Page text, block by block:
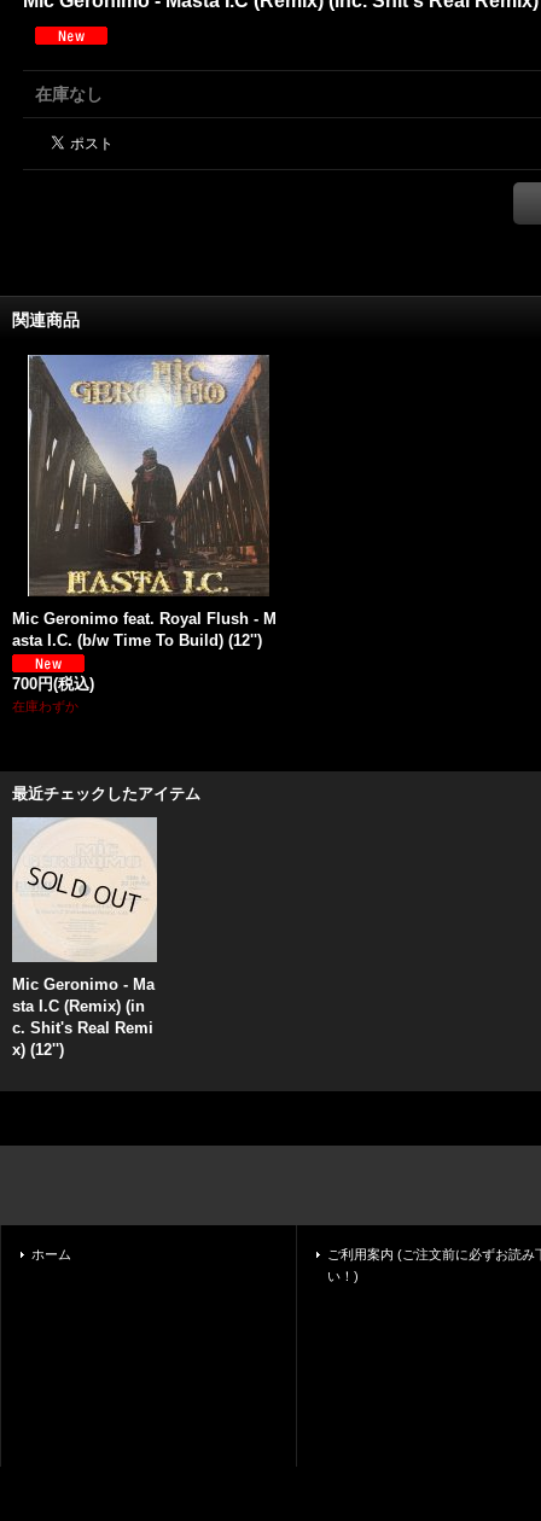
在庫なし
関連商品
Mic Geronimo feat. Royal Flush - M
asta I.C. (b/w Time To Build) (12'')
700円(税込)
在庫わずか
最近チェックしたアイテム
Mic Geronimo - Ma
sta I.C (Remix) (in
c. Shit's Real Remi
x) (12'')
ホーム
ご利用案内 (ご注文前に必ずお読み
い！)